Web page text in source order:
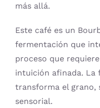
más allá.
Este café es un
fermentación que
proceso que
intuición afinada. La
transforma el grano,
sensorial.